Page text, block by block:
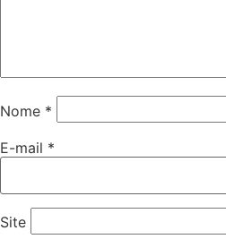
Nome *
E-mail *
Site